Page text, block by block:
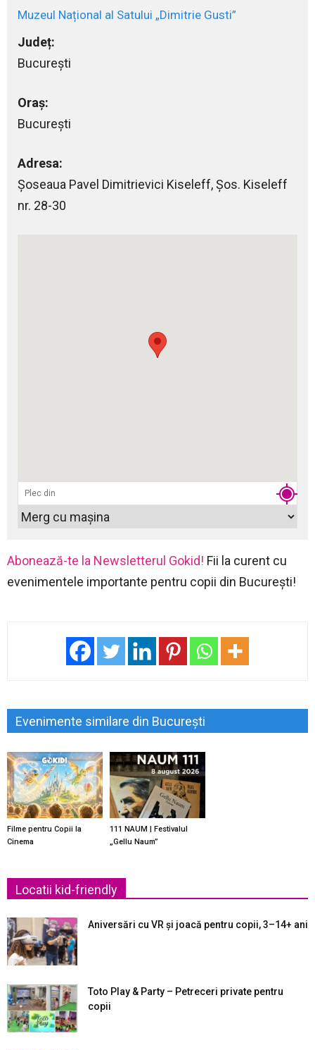
Muzeul Național al Satului „Dimitrie Gusti”
Județ:
București
Oraș:
București
Adresa:
Șoseaua Pavel Dimitrievici Kiseleff, Şos. Kiseleff
nr. 28-30
Abonează-te la Newsletterul Gokid! Fii la curent cu
evenimentele importante pentru copii din București!
Evenimente similare din București
Filme pentru Copii la
Cinema
111 NAUM | Festivalul
„Gellu Naum”
Locatii kid-friendly
Aniversări cu VR și joacă pentru copii, 3–14+ ani
Toto Play & Party – Petreceri private pentru
copii